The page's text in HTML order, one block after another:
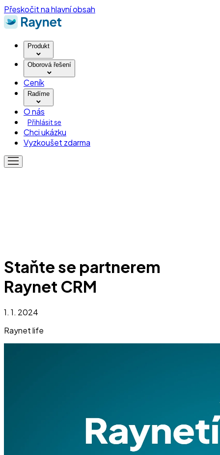
Přeskočit na hlavní obsah
Produkt
Oborová řešení
Ceník
Radíme
O nás
Přihlásit se
Chci ukázku
Vyzkoušet zdarma
Staňte se partnerem
Raynet CRM
1. 1. 2024
Raynet life